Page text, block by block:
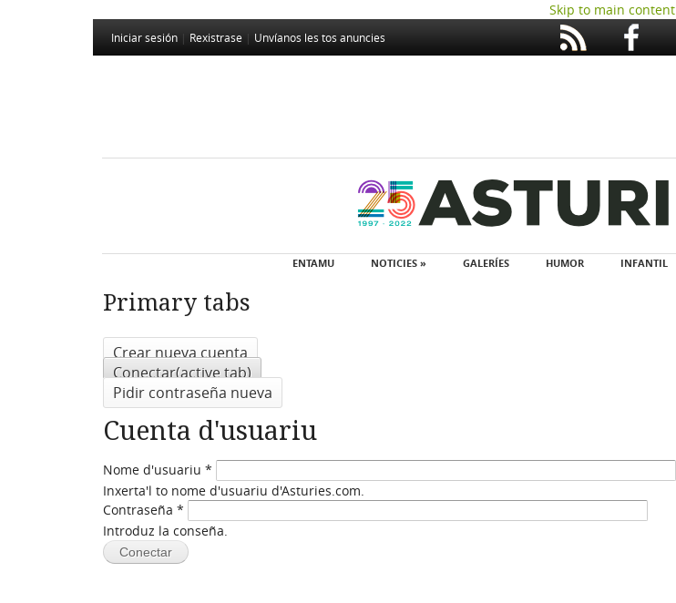
Skip to main content
Iniciar sesión Rexistrase Unvíanos les tos anuncies
ENTAMU NOTICIES » GALERÍES HUMOR INFANTIL
Primary tabs
Crear nueva cuenta
Conectar(active tab)
Pidir contraseña nueva
Cuenta d'usuariu
Nome d'usuariu *
Inxerta'l to nome d'usuariu d'Asturies.com.
Contraseña *
Introduz la conseña.